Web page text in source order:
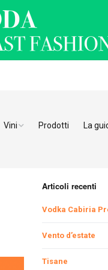
Ristoranti
Ristoranti
Ristoranti
Ristoranti
Ristoranti Udine
Vini Prodotti La
Articoli recenti
Vodka Cabiria
Vento d’estate
Tisane